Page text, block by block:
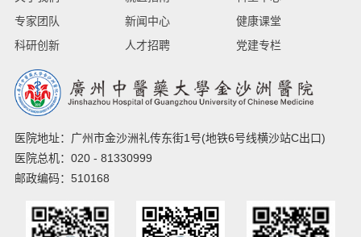
专家团队
新闻中心
健康课堂
科研创新
人才招聘 党建专栏
医院地址：广州市金沙洲礼传东街1号(地铁6号线横沙站C出口)
医院总机：020 - 81330999
邮政编码：510168